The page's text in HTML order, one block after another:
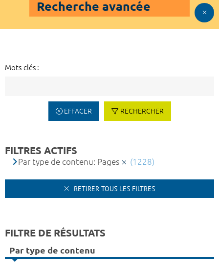
Recherche avancée
Mots-clés :
EFFACER RECHERCHER
FILTRES ACTIFS
Par type de contenu: Pages (1228)
RETIRER TOUS LES FILTRES
FILTRE DE RÉSULTATS
Par type de contenu